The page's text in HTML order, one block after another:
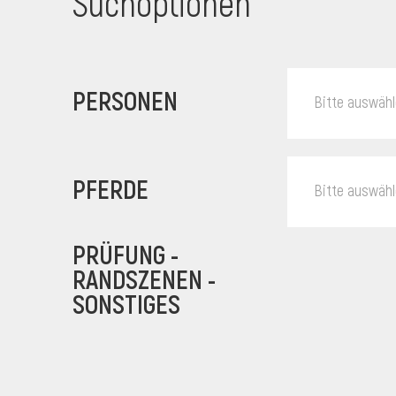
PERSONEN Bitte
PFERDE Bitte
PRÜFUNG -
RANDSZENEN -
SONSTIGES